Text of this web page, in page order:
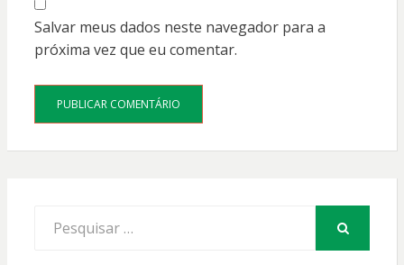
Salvar meus dados neste navegador para a
próxima vez que eu comentar.
por: